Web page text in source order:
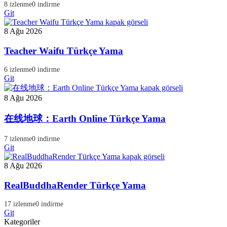
8 izlenme0 indirme
Git
8 Ağu 2026
Teacher Waifu Türkçe Yama
6 izlenme0 indirme
Git
8 Ağu 2026
在线地球：Earth Online Türkçe Yama
7 izlenme0 indirme
Git
8 Ağu 2026
RealBuddhaRender Türkçe Yama
17 izlenme0 indirme
Git
Kategoriler